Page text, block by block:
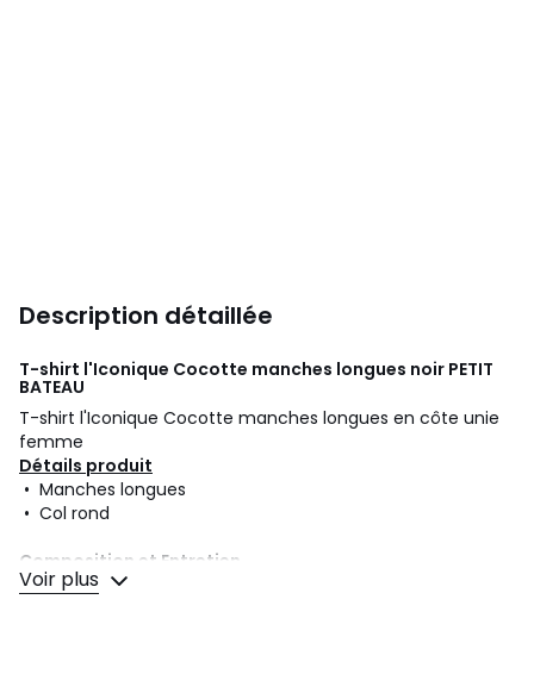
Description détaillée
T-shirt l'Iconique Cocotte manches longues noir PETIT
BATEAU
T-shirt l'Iconique Cocotte manches longues en côte unie
femme
Détails produit
• Manches longues
• Col rond
Composition et Entretien
• 100% coton
Voir plus